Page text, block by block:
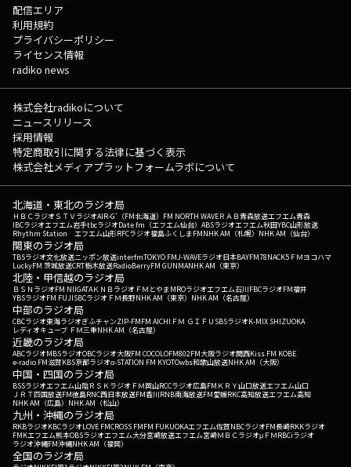
配信エリア
利用規約
プライバシーポリシー
ライセンス情報
radiko news
株式会社radikoについて
ニュースリリース
採用情報
特定商取引に関する法律に基づく表示
株式会社メディアプラットフォームラボについて
北海道・東北のラジオ局
ＨＢＣラジオＳＴＶラジオAIR-G'（FM北海道） FM NORTH WAVEＲＡＢ青森放送エフエム青森
IBCラジオエフエム岩手tbcラジオDate fm（エフエム仙台） ABSラジオエフエム秋田YBC山形放送
Rhythm Station エフエム山形RFCラジオ福島ふくしまFMNHK AM（札幌） NHK AM（仙台）
関東のラジオ局
TBSラジオ文化放送ニッポン放送interfmTOKYO FMJ-WAVEラジオ日本BAYFM78NACK5 ＦＭヨコハマ
LuckyFM 茨城放送CRT栃木放送RadioBerryFM GUNMANHK AM（東京）
北陸・甲信越のラジオ局
ＢＳＮラジオFM NIIGATAＫＮＢラジオ ＦＭとやまMROラジオエフエム石川FBCラジオFM福井
YBSラジオFM FUJISBCラジオ ＦＭ長野NHK AM（東京） NHK AM（名古屋）
中部のラジオ局
CBCラジオ東海ラジオぎふチャンZIP-FMFM AICHI ＦＭ ＧＩＦＵ SBSラジオK-MIX SHIZUOKA
レディオキューブ ＦＭ三重NHK AM（名古屋）
近畿のラジオ局
ABCラジオMBSラジオOBCラジオ大阪FM COCOLOFM802FM大阪ラジオ関西Kiss FM KOBE
e-radio FM滋賀KBS京都ラジオα-STATION FM KYOTOwbs和歌山放送NHK AM（大阪）
中国・四国のラジオ局
BSSラジオエフエム山陰ＲＳＫラジオ ＦＭ岡山RCCラジオ広島FM ＫＲＹ山口放送エフエム山口
ＪＲＴ四国放送FM徳島RNC西日本放送FM香川RNB南海放送FM愛媛RKC高知放送エフエム高知
NHK AM（広島） NHK AM（松山）
九州・沖縄のラジオ局
RKBラジオKBCラジオLOVE FMCROSS FMFM FUKUOKAエフエム佐賀NBCラジオFM長崎RKKラジオ
FMKエフエム熊本OBSラジオエフエム大分宮崎放送エフエム宮崎ＭＢＣラジオμＦＭRBCiラジオ
ラジオ沖縄FM沖縄NHK AM（福岡）
全国のラジオ局